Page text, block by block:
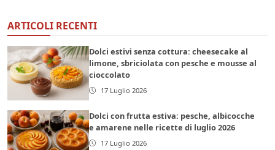
ARTICOLI RECENTI
Dolci estivi senza cottura: cheesecake al
limone, sbriciolata con pesche e mousse al
cioccolato
17 Luglio 2026
Dolci con frutta estiva: pesche, albicocche
e amarene nelle ricette di luglio 2026
17 Luglio 2026